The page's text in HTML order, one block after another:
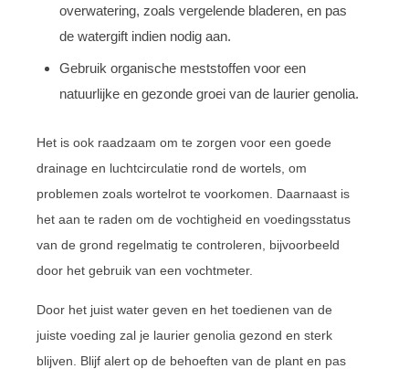
overwatering, zoals vergelende bladeren, en pas
de watergift indien nodig aan.
Gebruik organische meststoffen voor een
natuurlijke en gezonde groei van de laurier genolia.
Het is ook raadzaam om te zorgen voor een goede
drainage en luchtcirculatie rond de wortels, om
problemen zoals wortelrot te voorkomen. Daarnaast is
het aan te raden om de vochtigheid en voedingsstatus
van de grond regelmatig te controleren, bijvoorbeeld
door het gebruik van een vochtmeter.
Door het juist water geven en het toedienen van de
juiste voeding zal je laurier genolia gezond en sterk
blijven. Blijf alert op de behoeften van de plant en pas